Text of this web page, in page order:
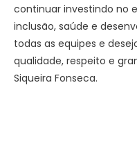
continuar investindo no
inclusão, saúde e
todas as equipes e
qualidade, respeito e
Siqueira Fonseca.